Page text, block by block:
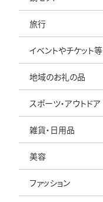
旅行
イベントやチケット等
地域のお礼の品
スポーツ・アウトドア
雑貨・日用品
美容
ファッション